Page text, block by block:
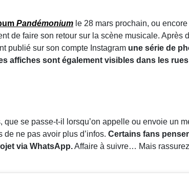
Pandémonium le 28 mars prochain, ou encore
de faire son retour sur la scène musicale. Après
publié sur son compte Instagram une série de
affiches sont également visibles dans les
que se passe-t-il lorsqu’on appelle ou envoie un
de ne pas avoir plus d’infos. Certains fans
via WhatsApp.Affaire à suivre… Mais